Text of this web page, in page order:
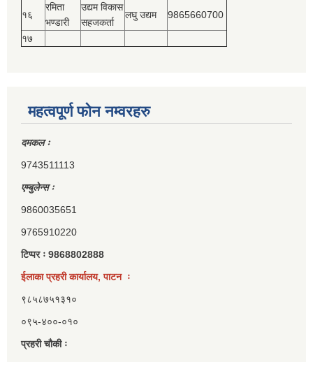
१६
रमिता
भण्डारी
उद्यम विकास
सहजकर्ता
लघु उद्यम 9865660700
१७
महत्वपूर्ण फोन नम्वरहरु
दमकल ः
9743511113
एम्बुलेन्स ः
9860035651
9765910220
टिप्पर ः 9868802888
ईलाका प्रहरी कार्यालय, पाटन ः
९८५८७५१३१०
०९५-४००-०१०
प्रहरी चौकी ः